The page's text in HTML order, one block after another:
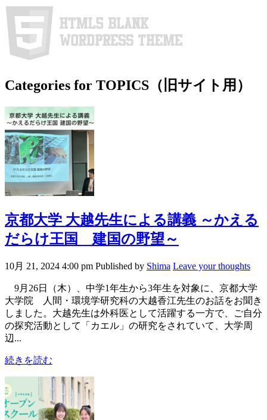
Categories for TOPICS（旧サイト用）
京都大学 大越先生による講義 ～かえる
だらけ王国 建国の野望～
10月 21, 2024 4:00 pm Published by Shima Leave your thoughts
9月26日（木）、中学1年生から3年生を対象に、京都大学
大学院 人間・環境学研究科の大越香江先生のお話をお聞き
しました。大越先生は外科医として活躍する一方で、ご自分
の探究活動として「カエル」の研究をされていて、大学周
辺...
続きを読む